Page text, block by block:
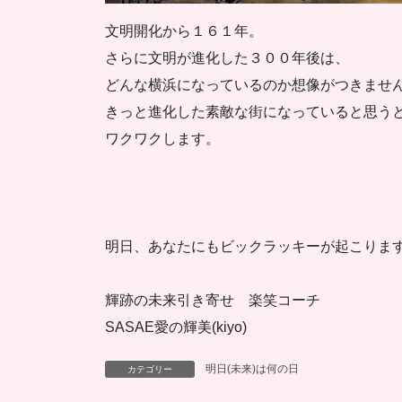
文明開化から１６１年。
さらに文明が進化した３００年後は、
どんな横浜になっているのか想像がつきませ
きっと進化した素敵な街になっていると思うと
ワクワクします。
明日、あなたにもビックラッキーが起こりま
輝跡の未来引き寄せ 楽笑コーチ
SASAE愛の輝美(kiyo)
カテゴリー 明日(未来)は何の日